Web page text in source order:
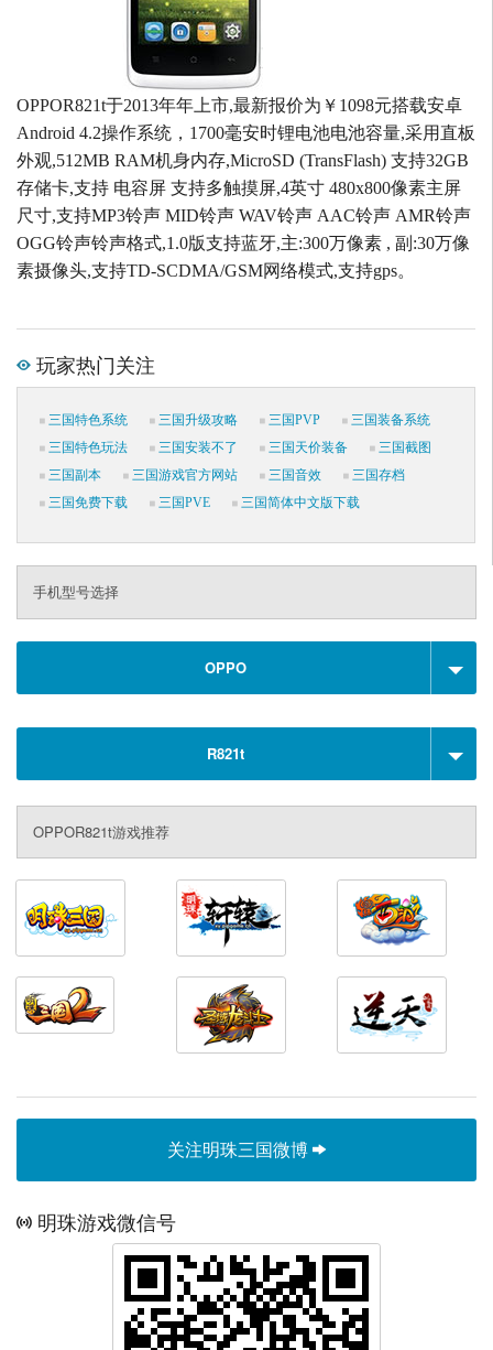
OPPOR821t于2013年年上市,最新报价为￥1098元搭载安卓
Android 4.2操作系统，1700毫安时锂电池电池容量,采用直板
外观,512MB RAM机身内存,MicroSD (TransFlash) 支持32GB
存储卡,支持 电容屏 支持多触摸屏,4英寸 480x800像素主屏
尺寸,支持MP3铃声 MID铃声 WAV铃声 AAC铃声 AMR铃声
OGG铃声铃声格式,1.0版支持蓝牙,主:300万像素 , 副:30万像
素摄像头,支持TD-SCDMA/GSM网络模式,支持gps。
玩家热门关注
三国特色系统 三国升级攻略 三国PVP
三国装备系统
三国特色玩法
三国安装不了 三国天价装备
三国截图
三国副本
三国游戏官方网站 三国音效
三国存档
三国免费下载
三国PVE 三国简体中文版下载
手机型号选择
OPPO
R821t
OPPOR821t游戏推荐
关注明珠三国微博
明珠游戏微信号